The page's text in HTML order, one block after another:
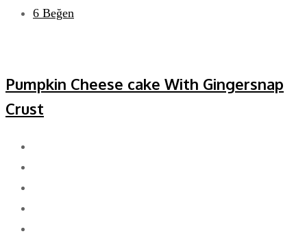
6 Beğen
Pumpkin Cheese cake With Gingersnap
Crust